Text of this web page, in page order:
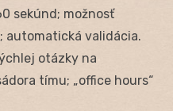
sekúnd; možnosť
automatická validácia.
otázky na
tímu; „office hours“